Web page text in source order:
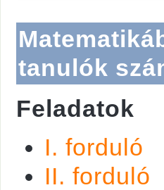
tanulók
Feladatok
I. forduló
II. forduló